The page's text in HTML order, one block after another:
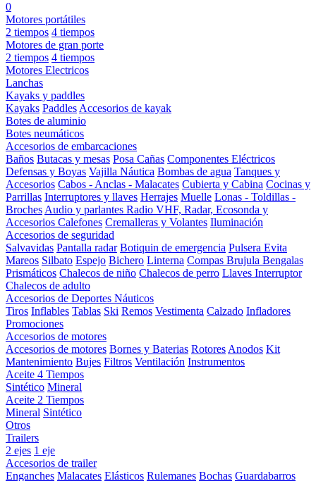
0
Motores portátiles
2 tiempos 4 tiempos
Motores de gran porte
2 tiempos 4 tiempos
Motores Electricos
Lanchas
Kayaks y paddles
Kayaks Paddles Accesorios de kayak
Botes de aluminio
Botes neumáticos
Accesorios de embarcaciones
Baños Butacas y mesas Posa Cañas Componentes Eléctricos
Defensas y Boyas Vajilla Náutica Bombas de agua Tanques y
Accesorios Cabos - Anclas - Malacates Cubierta y Cabina Cocinas y
Parrillas Interruptores y llaves Herrajes Muelle Lonas - Toldillas -
Broches Audio y parlantes Radio VHF, Radar, Ecosonda y
Accesorios Calefones Cremalleras y Volantes Iluminación
Accesorios de seguridad
Salvavidas Pantalla radar Botiquin de emergencia Pulsera Evita
Mareos Silbato Espejo Bichero Linterna Compas Brujula Bengalas
Prismáticos Chalecos de niño Chalecos de perro Llaves Interruptor
Chalecos de adulto
Accesorios de Deportes Náuticos
Tiros Inflables Tablas Ski Remos Vestimenta Calzado Infladores
Promociones
Accesorios de motores
Accesorios de motores Bornes y Baterias Rotores Anodos Kit
Mantenimiento Bujes Filtros Ventilación Instrumentos
Aceite 4 Tiempos
Sintético Mineral
Aceite 2 Tiempos
Mineral Sintético
Otros
Trailers
2 ejes 1 eje
Accesorios de trailer
Enganches Malacates Elásticos Rulemanes Bochas Guardabarros